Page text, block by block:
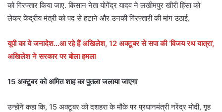
को गिरफ्तार किया जाए. किसान नेता योगेंद्र यादव ने लखीमपुर खीरी हिंसा को
लेकर केंद्रीय मंत्री को पद से हटाने और उनकी गिरफ्तारी की मांग उठाई.
यूपी का ये जनादेश…आ रहे हैं अखिलेश, 12 अक्टूबर से सपा की ‘विजय रथ यात्रा’,
अखिलेश ने सरकार पर बोला हमला
15 अक्टूबर को अमित शाह का पुतला जलाया जाएगा
उन्होंने कहा कि, 15 अक्टूबर को दशहरा के मौके पर प्रधानमंत्री नरेंद्र मोदी, गृह